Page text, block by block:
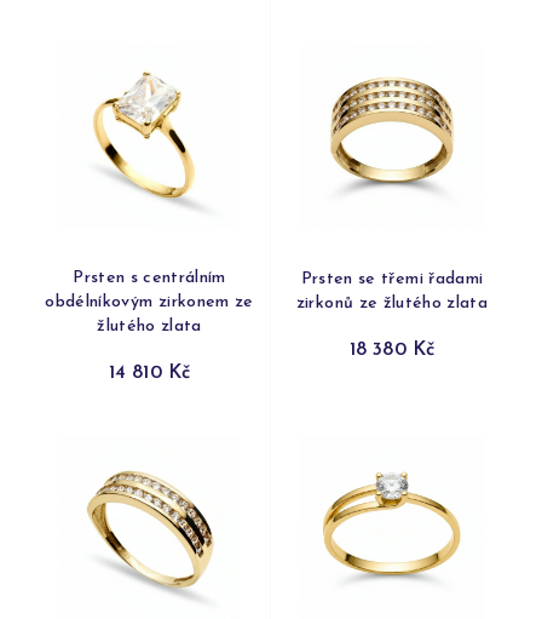
Prsten s centrálním
obdélníkovým zirkonem ze
žlutého zlata
14 810 Kč
Prsten se třemi řadami
zirkonů ze žlutého zlata
18 380 Kč